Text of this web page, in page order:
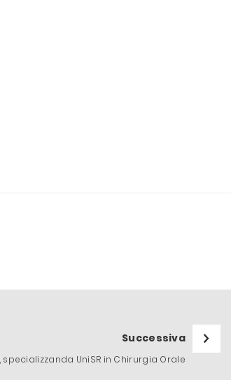
Successiva
UniSR in Chirurgia Orale